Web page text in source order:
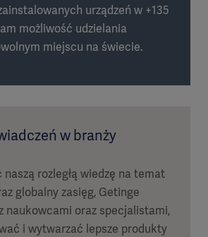
urządzeń w +135
możliwość udzielania
miejscu na świecie.
w branży
rozległą wiedzę na temat
globalny zasięg, Getinge
naukowcami oraz specjalistami,
i wytwarzać lepsze produkty